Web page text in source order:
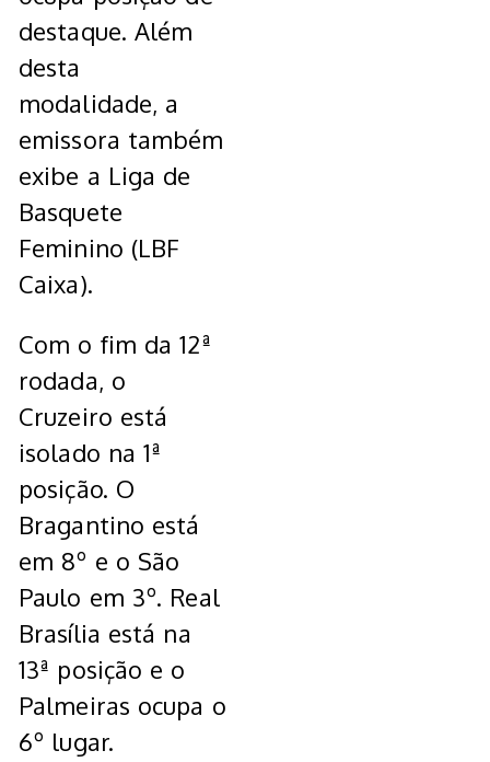
destaque. Além
desta
modalidade, a
emissora também
exibe a Liga de
Basquete
Feminino (LBF
Caixa).
Com o fim da 12ª
rodada, o
Cruzeiro está
isolado na 1ª
posição. O
Bragantino está
em 8º e o São
Paulo em 3º. Real
Brasília está na
13ª posição e o
Palmeiras ocupa o
6º lugar.